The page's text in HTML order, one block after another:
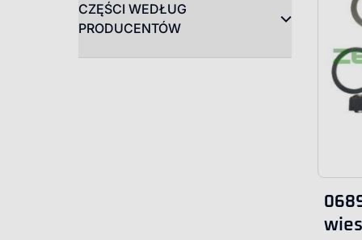
CZĘŚCI WEDŁUG
PRODUCENTÓW